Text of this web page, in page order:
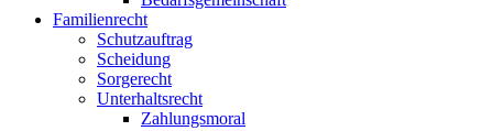
Familienrecht
Schutzauftrag
Scheidung
Sorgerecht
Unterhaltsrecht
Zahlungsmoral